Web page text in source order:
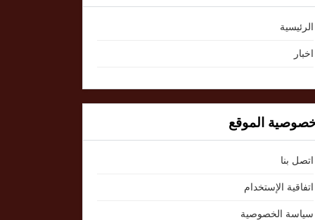
الرئيسية
اخبار
الموقع
اتصل بنا
اتفاقية الإستخدام
سياسة الخصوصية